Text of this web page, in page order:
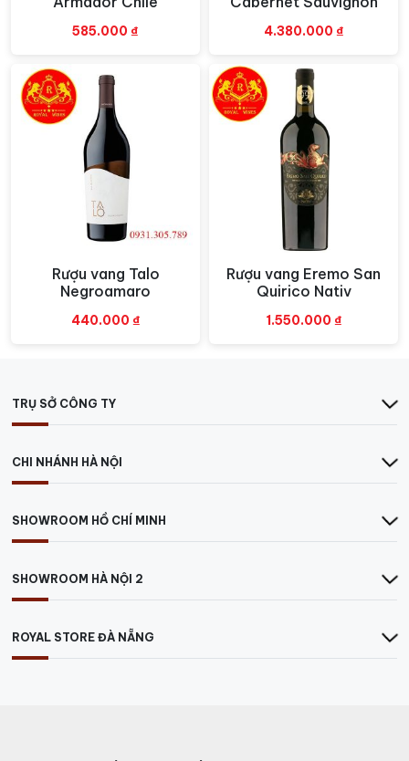
585.000 ₫ 4.380.000 ₫
Xem nhanh
Rượu vang Talo
Negroamaro
440.000 ₫
Xem nhanh
Rượu vang Eremo San
Quirico Nativ
1.550.000 ₫
TRỤ SỞ CÔNG TY
CHI NHÁNH HÀ NỘI
SHOWROOM HỒ CHÍ MINH
SHOWROOM HÀ NỘI 2
ROYAL STORE ĐÀ NẴNG